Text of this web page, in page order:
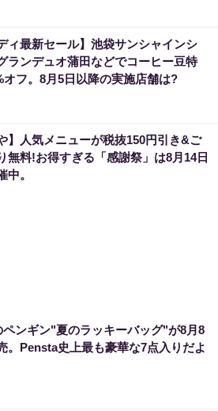
1位の実績！380円で5日間お試し。
年の宝くじ当選者は〇〇です」占い師
社デジタルファーム ）
んなセールやってたの？」80％OFF
々登場！Amazonの本気が...
）
ィ最新セール】池袋サンシャインシ
ランデュオ蒲田などでコーヒー豆特
オフ。8月5日以降の実施店舗は?
】人気メニューが税抜150円引き&ご
無料!お得すぎる「感謝祭」は8月14日
中。
ンギン"夏のラッキーバッグ"が8月8
。Pensta史上最も豪華な7点入りだよ